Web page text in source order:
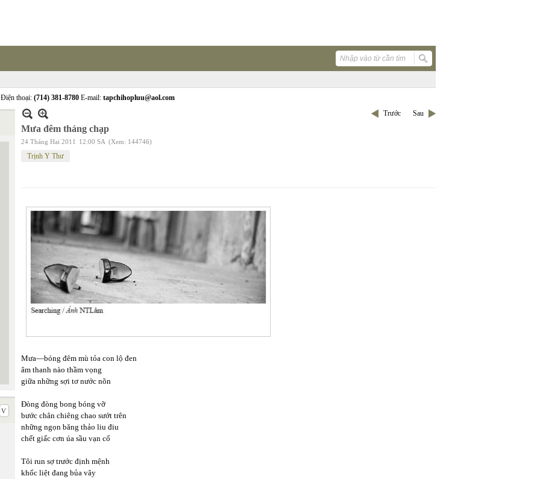
thoại: (714) 381-8780 E-mail: tapchihopluu@aol.com
Trước Sau
Mưa đêm tháng chạp
24 Tháng Hai 2011 12:00 SA (Xem: 144746)
Trịnh Y Thư
Mưa—bóng đêm mù tỏa con lộ đen
âm thanh nào thầm vọng
giữa những sợi tơ nước nõn
Đòng đòng bong bóng vỡ
bước chân chiêng chao sướt trên
những ngọn băng thảo liu điu
chết giấc cơn úa sầu vạn cổ
Tôi run sợ trước định mệnh
khốc liệt đang bủa vây